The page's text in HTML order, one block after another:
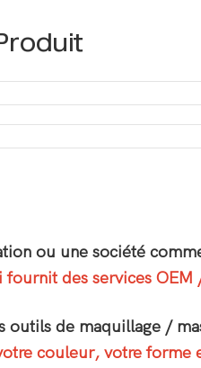
ou une société
fournit des services OEM
de maquillage /
couleur, votre